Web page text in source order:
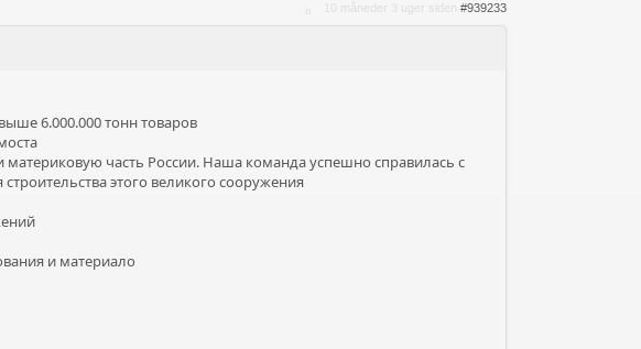
10 måneder 3 uger siden #939233
6.000.000 тонн товаров
часть России. Наша команда успешно справилась с
этого великого сооружения
и материало